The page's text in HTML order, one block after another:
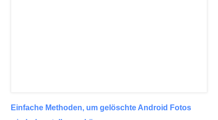
Einfache Methoden, um gelöschte Android Fotos